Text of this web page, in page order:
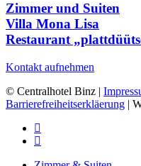
Zimmer und Suiten
Villa Mona Lisa
Restaurant
Kontakt aufnehmen
© Centralhotel Binz |
Barrierefreiheitserkläerung |
facebook
youtube